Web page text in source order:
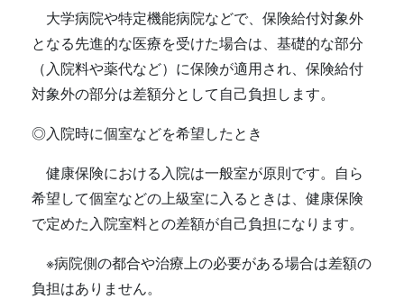
大学病院や特定機能病院などで、保険給付対象外
となる先進的な医療を受けた場合は、基礎的な部分
（入院料や薬代など）に保険が適用され、保険給付
対象外の部分は差額分として自己負担します。
◎入院時に個室などを希望したとき
健康保険における入院は一般室が原則です。自ら
希望して個室などの上級室に入るときは、健康保険
で定めた入院室料との差額が自己負担になります。
※病院側の都合や治療上の必要がある場合は差額の
負担はありません。